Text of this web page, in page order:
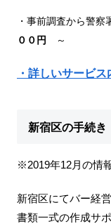
・事前調査から警
００円
～
・詳しいサービ
新宿区の手続き
※2019年12月の情
新宿区にてバー経
書類一式の作成サ